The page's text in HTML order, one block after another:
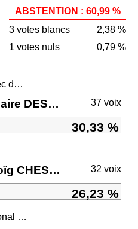
ABSTENTION : 60,99 %
3 votes blancs
2,38 %
1 votes nuls
0,79 %
UGE - Union à gauche avec des écologistes
Liste conduite par Claire DESMARES-POIRRIER 37 voix
30,33 %
Liste conduite par Loïg CHESNAIS-GIRARD 32 voix
26,23 %
RN - Rassemblement national et ses alliés